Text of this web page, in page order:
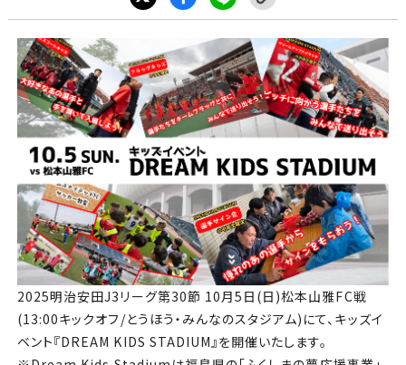
グッズ
チケット
アカデミー・スクール
農業部
まちづくり
パートナー
NPO
2025明治安田J3リーグ第30節 10月5日(日)松本山雅FC戦
(13:00キックオフ/とうほう・みんなのスタジアム)にて、キッズイ
ベント『DREAM KIDS STADIUM』を開催いたします。